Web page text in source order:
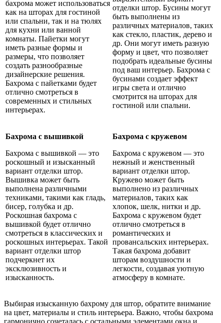
бахрома может использоваться
как на шторах для гостиной
или спальни, так и на тюлях
для кухни или ванной
комнаты. Пайетки могут
иметь разные формы и
размеры, что позволяет
создать разнообразные
дизайнерские решения.
Бахрома с пайетками будет
отлично смотреться в
современных и стильных
интерьерах.
отделки штор. Бусины могут
быть выполнены из
различных материалов, таких
как стекло, пластик, дерево и
др. Они могут иметь разную
форму и цвет, что позволяет
подобрать идеальные бусины
под ваш интерьер. Бахрома с
бусинами создает эффект
игры света и отлично
смотрится на шторах для
гостиной или спальни.
Бахрома с вышивкой
Бахрома с вышивкой — это
роскошный и изысканный
вариант отделки штор.
Вышивка может быть
выполнена различными
техниками, такими как гладь,
бисер, голубка и др.
Роскошная бахрома с
вышивкой будет отлично
смотреться в классических и
роскошных интерьерах. Такой
вариант отделки штор
подчеркнет их
эксклюзивность и
изысканность.
Бахрома с кружевом
Бахрома с кружевом — это
нежный и женственный
вариант отделки штор.
Кружево может быть
выполнено из различных
материалов, таких как
хлопок, шелк, нитки и др.
Бахрома с кружевом будет
отлично смотреться в
романтических и
провансальских интерьерах.
Такая бахрома добавит
шторам воздушности и
легкости, создавая уютную
атмосферу в комнате.
Выбирая изысканную бахрому для штор, обратите внимание
на цвет, материалы и стиль интерьера. Важно, чтобы бахрома